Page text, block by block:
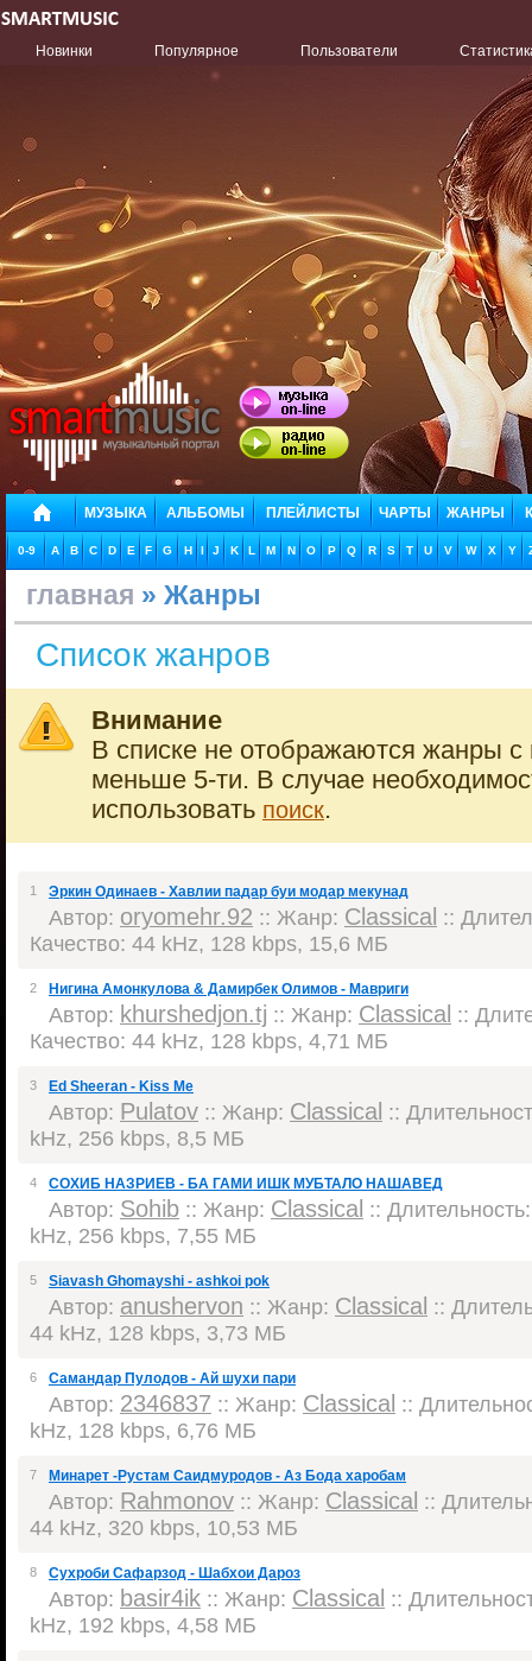
Новинки Популярное Пользователи
МУЗЫКА АЛЬБОМЫ ПЛЕЙЛИСТЫ ЧАРТЫ ЖАНРЫ
0-9 A B C D E F G H I J K L M N O P Q R S T U V W X Y
главная » Жанры
Список жанров
Внимание
В списке не отображаются жанры с
меньше 5-ти. В случае
использовать поиск.
1 Эркин Одинаев - Хавлии падар буи модар мекунад
Автор: oryomehr.92 :: Жанр: Classical ::
Качество: 44 kHz, 128 kbps, 15,6 МБ
2 Нигина Амонкулова & Дамирбек Олимов - Мавриги
Автор: khurshedjon.tj :: Жанр: Classical ::
Качество: 44 kHz, 128 kbps, 4,71 МБ
3 Ed Sheeran - Kiss Me
Автор: Pulatov :: Жанр: Classical ::
kHz, 256 kbps, 8,5 МБ
4 СОХИБ НАЗРИЕВ - БА ГАМИ ИШК МУБТАЛО НАШАВЕД
Автор: Sohib :: Жанр: Classical ::
kHz, 256 kbps, 7,55 МБ
5 Siavash Ghomayshi - ashkoi pok
Автор: anushervon :: Жанр: Classical ::
44 kHz, 128 kbps, 3,73 МБ
6 Самандар Пулодов - Ай шухи пари
Автор: 2346837 :: Жанр: Classical ::
kHz, 128 kbps, 6,76 МБ
7 Минарет -Рустам Саидмуродов - Аз Бода харобам
Автор: Rahmonov :: Жанр: Classical ::
44 kHz, 320 kbps, 10,53 МБ
8 Сухроби Сафарзод - Шабхои Дароз
Автор: basir4ik :: Жанр: Classical ::
kHz, 192 kbps, 4,58 МБ